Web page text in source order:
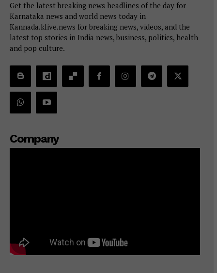
Get the latest breaking news headlines of the day for
Karnataka news and world news today in
Kannada.klive.news for breaking news, videos, and the
latest top stories in India news, business, politics, health
and pop culture.
Company